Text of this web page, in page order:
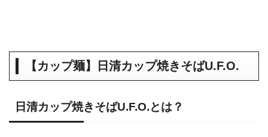
【カップ麺】日清カップ焼きそばU.F.O.
日清カップ焼きそばU.F.O.とは？